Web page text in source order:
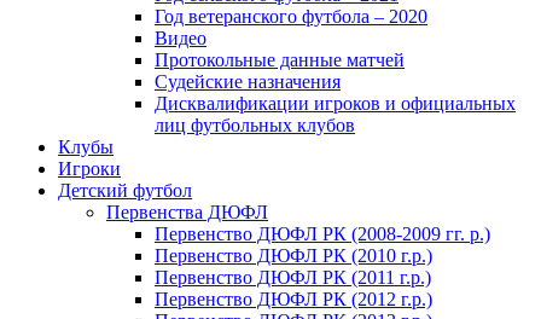
Год ветеранского футбола – 2020
Видео
Протокольные данные матчей
Судейские назначения
Дисквалификации игроков и официальных
лиц футбольных клубов
Клубы
Игроки
Детский футбол
Первенства ДЮФЛ
Первенство ДЮФЛ РК (2008-2009 гг. р.)
Первенство ДЮФЛ РК (2010 г.р.)
Первенство ДЮФЛ РК (2011 г.р.)
Первенство ДЮФЛ РК (2012 г.р.)